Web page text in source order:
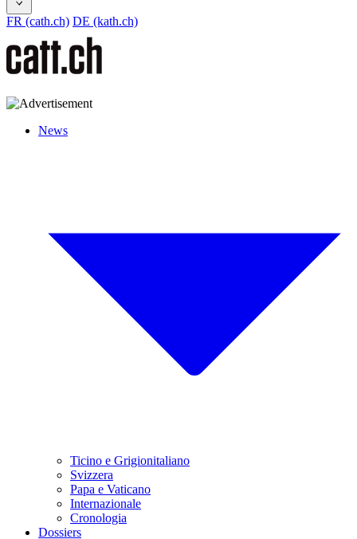
FR (cath.ch) DE (kath.ch)
News
Ticino e Grigionitaliano
Svizzera
Papa e Vaticano
Internazionale
Cronologia
Dossiers